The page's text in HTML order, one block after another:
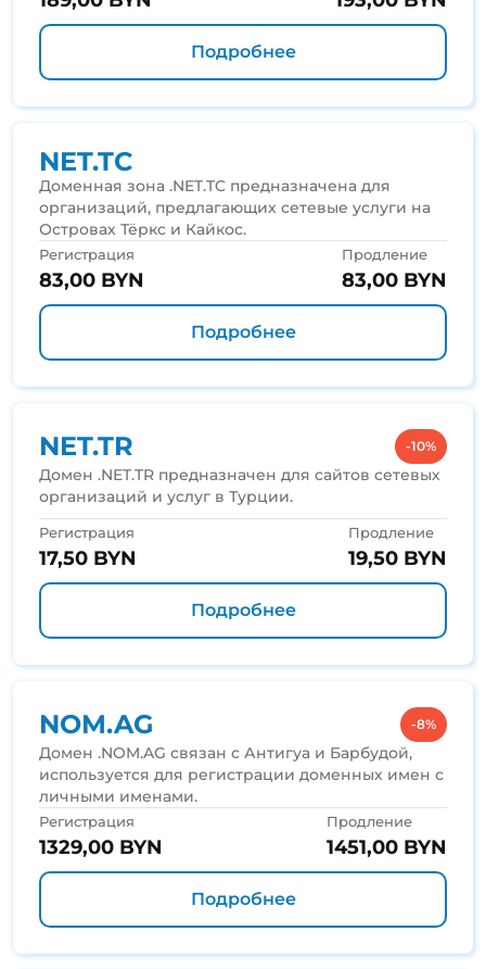
Подробнее
NET.TC
Доменная зона .NET.TC предназначена для
организаций, предлагающих сетевые услуги на
Островах Тёркс и Кайкос.
Регистрация
83,00 BYN
Продление
83,00 BYN
Подробнее
NET.TR -10%
Домен .NET.TR предназначен для сайтов сетевых
организаций и услуг в Турции.
Регистрация
17,50 BYN
Продление
19,50 BYN
Подробнее
NOM.AG -8%
Домен .NOM.AG связан с Антигуа и Барбудой,
используется для регистрации доменных имен с
личными именами.
Регистрация
1329,00 BYN
Продление
1451,00 BYN
Подробнее